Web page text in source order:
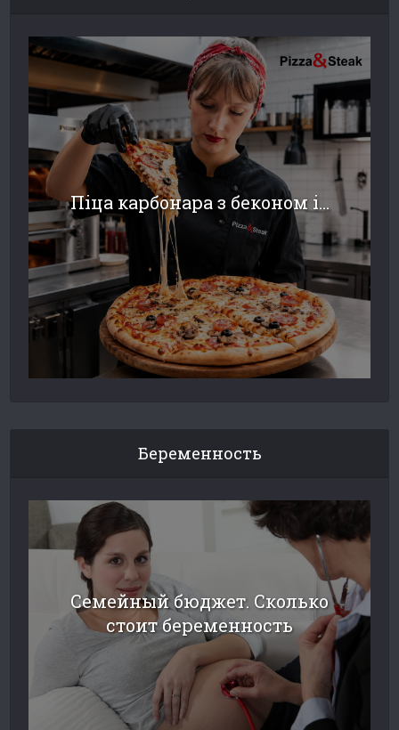
Піца карбонара з беконом і...
Беременность
Семейный бюджет. Сколько
стоит беременность